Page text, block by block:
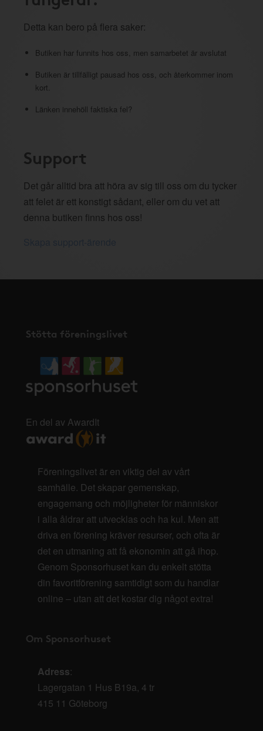
Detta kan bero på flera saker:
Butiken har funnits hos oss, men samarbetet är avslutat
Butiken är tillfälligt pausad hos oss, och återkommer inom
kort.
Länken innehöll faktiska fel?
Support
Det går alltid bra att höra av sig till oss om du tycker
att felet är ett konstigt sådant, eller om du vet att
denna butiken finns hos oss!
Stötta föreningslivet
En del av AwardIt
Föreningslivet är en viktig del av vårt
samhälle. Det skapar gemenskap,
engagemang och möjligheter för människor
i alla åldrar att utvecklas och ha kul. Men att
driva en förening kräver resurser, och ofta är
det en utmaning att få ekonomin att gå ihop.
Genom Sponsorhuset kan du enkelt stötta
din favoritförening samtidigt som du handlar
online – utan att det kostar dig något extra!
Om Sponsorhuset
Adress:
Lagergatan 1 Hus B19a, 4 tr
415 11 Göteborg